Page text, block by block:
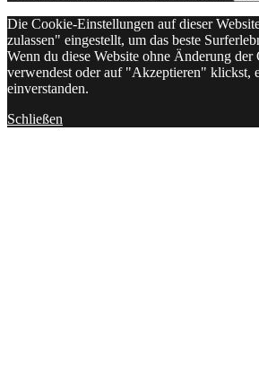
Die Cookie-Einstellungen auf dieser
zulassen" eingestellt, um das beste
Wenn du diese Website ohne Änderung
verwendest oder auf "Akzeptieren" klickst,
einverstanden.
Schließen